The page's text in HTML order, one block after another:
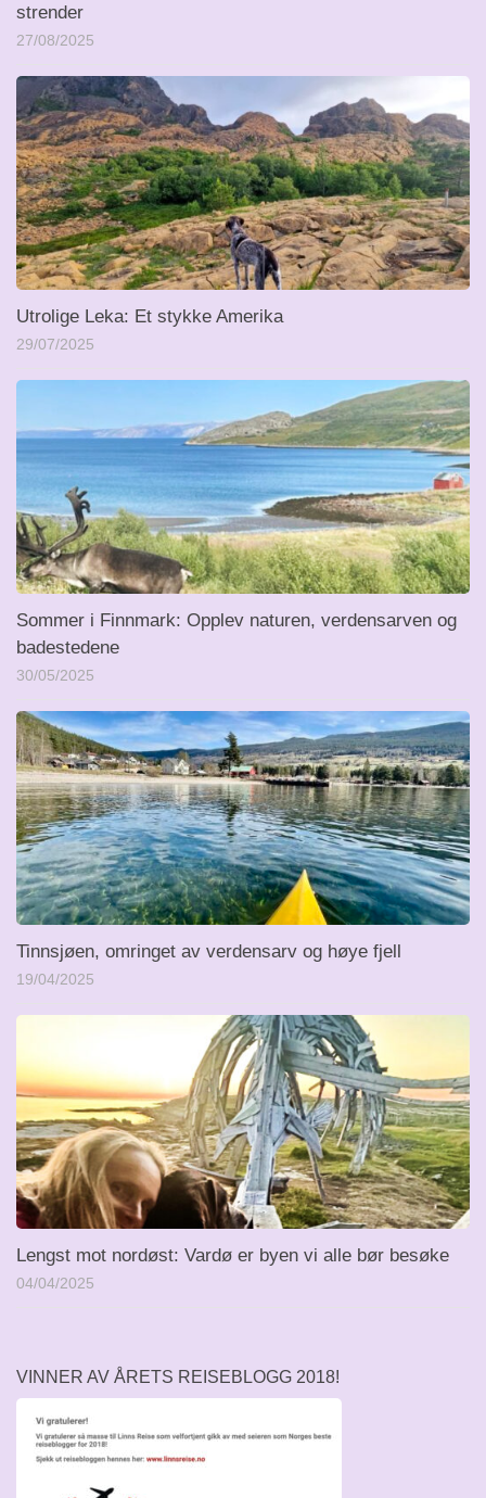
strender
27/08/2025
Utrolige Leka: Et stykke Amerika
29/07/2025
Sommer i Finnmark: Opplev naturen, verdensarven og
badestedene
30/05/2025
Tinnsjøen, omringet av verdensarv og høye fjell
19/04/2025
Lengst mot nordøst: Vardø er byen vi alle bør besøke
04/04/2025
VINNER AV ÅRETS REISEBLOGG 2018!